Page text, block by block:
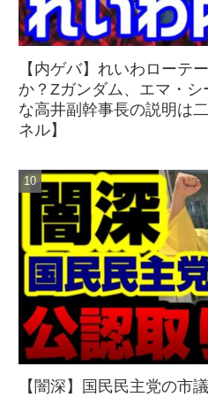
【内ゲバ】れいわローテ
か？Zガンダム、エマ・
な高井副幹事長の説明は
ネル】
【闇深】国民民主党の市